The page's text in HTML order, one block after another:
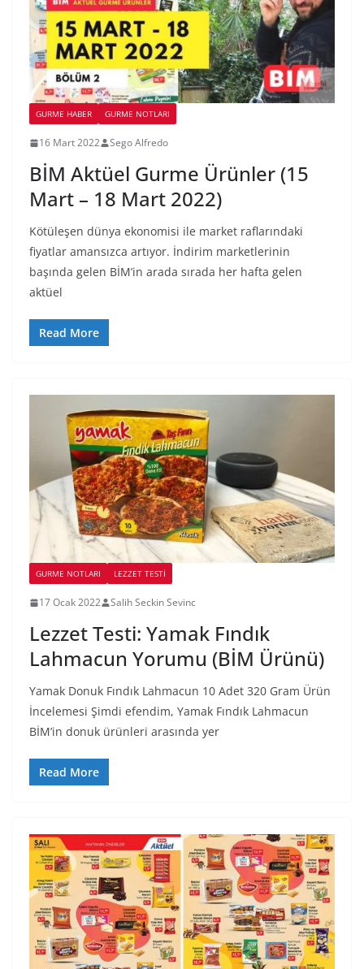
GURME HABER GURME NOTLARI
16 Mart 2022 Sego Alfredo
BİM Aktüel Gurme Ürünler (15
Mart – 18 Mart 2022)
Kötüleşen dünya ekonomisi ile market raflarındaki
fiyatlar amansızca artıyor. İndirim marketlerinin
başında gelen BİM’in arada sırada her hafta gelen
aktüel
Read More
GURME NOTLARI LEZZET TESTI
17 Ocak 2022 Salih Seckin Sevinc
Lezzet Testi: Yamak Fındık
Lahmacun Yorumu (BİM Ürünü)
Yamak Donuk Fındık Lahmacun 10 Adet 320 Gram Ürün
İncelemesi Şimdi efendim, Yamak Fındık Lahmacun
BİM’in donuk ürünleri arasında yer
Read More